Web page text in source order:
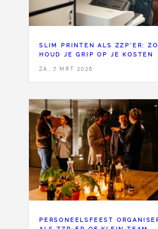
SLIM PRINTEN ALS ZZP'ER: ZO
HOUD JE GRIP OP JE KOSTEN
ZA, 7 MRT 2026
PERSONEELSFEEST